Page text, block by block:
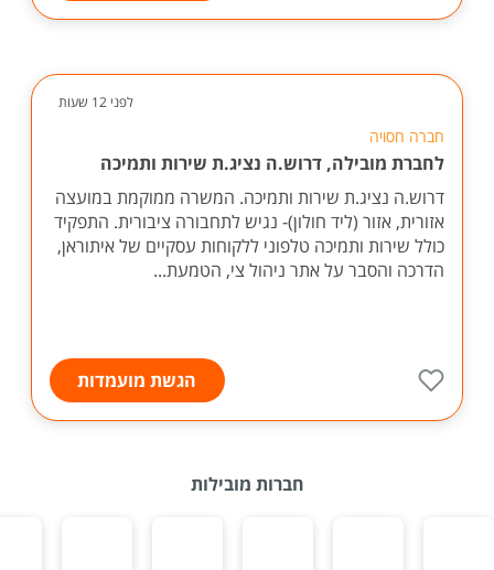
לפני 12 שעות
חברה חסויה
לחברת מובילה, דרוש.ה נציג.ת שירות ותמיכה
דרוש.ה נציג.ת שירות ותמיכה. המשרה ממוקמת במועצה
אזורית, אזור (ליד חולון)- נגיש לתחבורה ציבורית. התפקיד
כולל שירות ותמיכה טלפוני ללקוחות עסקיים של איתוראן,
הדרכה והסבר על אתר ניהול צי, הטמעת...
הגשת מועמדות
חברות מובילות